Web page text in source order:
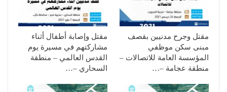
مقتل وجرح مدنيين بقصف
مبنى سكن موظفي
المؤسسة العامة للاتصالات –
منطقة عجامة –…
مقتل وإصابة أطفال أثناء
مشاركتهم في مسيرة يوم
القدس العالمي – منطقة
السحاري –…